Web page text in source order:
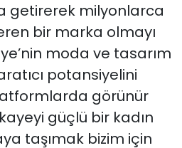
getirerek milyonlarca
bir marka olmayı
moda ve tasarım
potansiyelini
görünür
güçlü bir kadın
taşımak bizim için